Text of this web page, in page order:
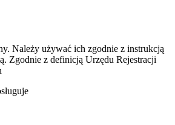
Należy używać ich zgodnie z instrukcją
Zgodnie z definicją Urzędu Rejestracji